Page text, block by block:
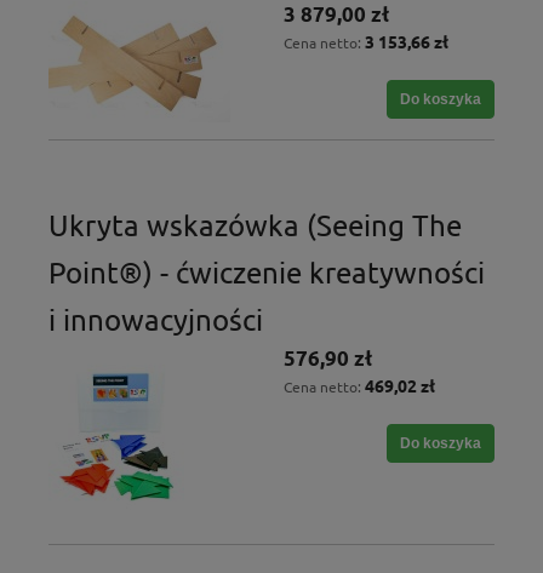
3 879,00 zł
Cena netto: 3 153,66 zł
Do koszyka
Ukryta wskazówka (Seeing The
Point®) - ćwiczenie kreatywności
i innowacyjności
576,90 zł
Cena netto: 469,02 zł
Do koszyka